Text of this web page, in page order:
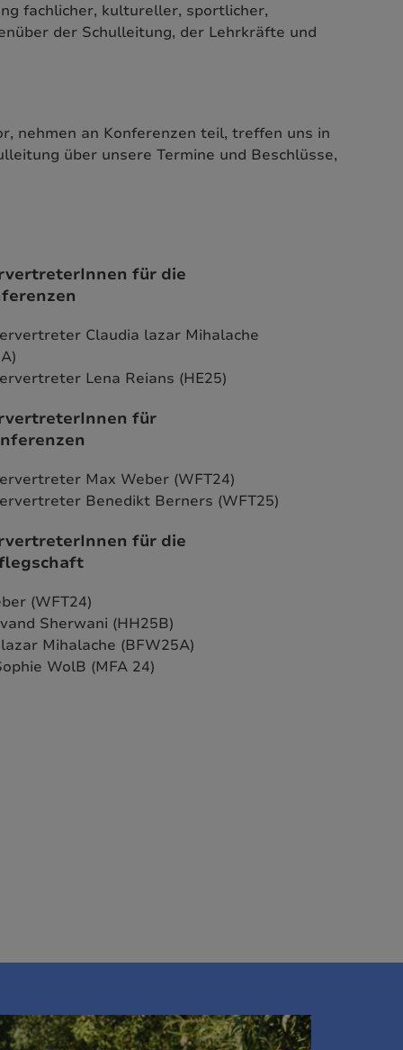
fachlicher, kultureller, sportlicher,
der Schulleitung, der Lehrkräfte und
nehmen an Konferenzen teil, treffen uns in
über unsere Termine und Beschlüsse,
für die
Claudia lazar Mihalache
Lena Reians (HE25)
für
Max Weber (WFT24)
Benedikt Berners (WFT25)
für die
(WFT24)
Sherwani (HH25B)
Mihalache (BFW25A)
WolB (MFA 24)